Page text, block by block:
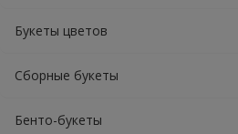
Букеты цветов
Сборные букеты
Бенто-букеты